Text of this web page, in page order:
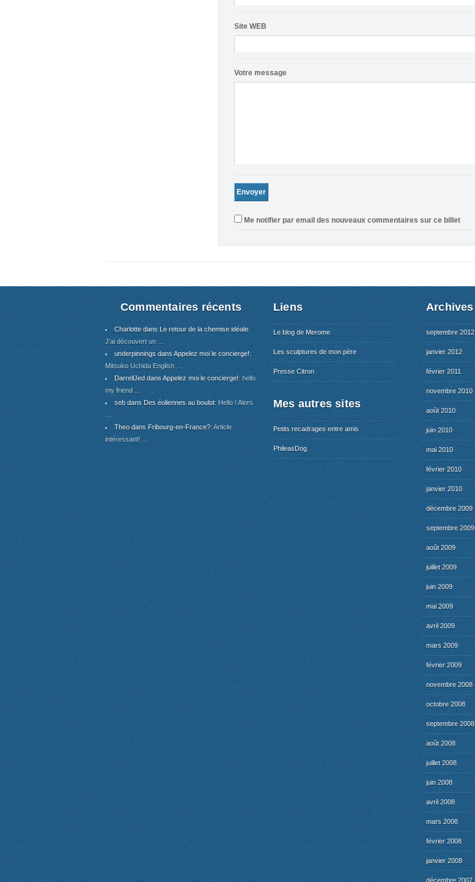
Site WEB
Votre message
Me notifier par email des nouveaux commentaires sur ce billet
Commentaires récents
Charlotte dans Le retour de la chemise idéale:
J’ai découvert un …
underpinnings dans Appelez moi le concierge!:
Mitsuko Uchida English …
DarrellJed dans Appelez moi le concierge!: hello
my friend …
seb dans Des éoliennes au boulot: Hello ! Alors
Theo dans Fribourg-en-France?: Article
intéressant! …
Liens
Le blog de Merome
Les sculptures de mon père
Presse Citron
Mes autres sites
Petits recadrages entre amis
PhileasDog
Archives
septembre 2012
janvier 2012
février 2011
novembre 2010
août 2010
juin 2010
mai 2010
février 2010
janvier 2010
décembre 2009
septembre 2009
août 2009
juillet 2009
juin 2009
mai 2009
avril 2009
mars 2009
février 2009
novembre 2008
octobre 2008
septembre 2008
août 2008
juillet 2008
juin 2008
avril 2008
mars 2008
février 2008
janvier 2008
décembre 2007